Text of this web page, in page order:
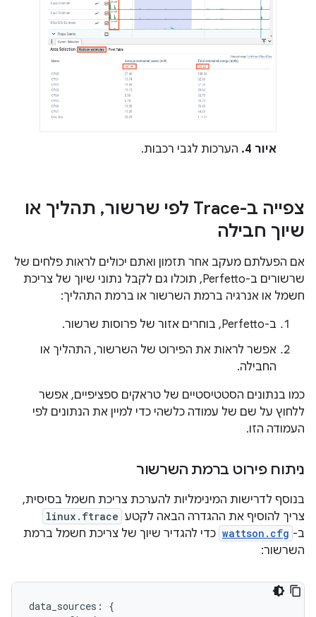
איור 4. הערכות לגבי רכבות.
צפייה ב-Trace לפי שרשור , תהליך או
שיוך חבילה
אם הפעלתם מעקב אחר תזמון ואתם יכולים לראות פלחים של
שרשורים ב-Perfetto, תוכלו גם לקבל נתוני שיוך של צריכת
חשמל או אנרגיה ברמת השרשור או ברמת התהליך:
ב-Perfetto, בוחרים אזור של פרוסות שרשור.
אפשר לראות את הפירוט של השרשור, התהליך או
החבילה.
כמו בנתונים הסטטיסטיים של טראקים ספציפיים, אפשר
ללחוץ על שם של עמודה כלשהי כדי למיין את הנתונים לפי
העמודה הזו.
ניתוח פירוט ברמת השרשור
בנוסף לדרישות המינימליות להערכת צריכת חשמל בסיסית,
צריך להוסיף את ההגדרה הבאה לקטע linux.ftrace
ב- wattson.cfg כדי להגדיר שיוך של צריכת חשמל ברמת
השרשור:
data_sources: {